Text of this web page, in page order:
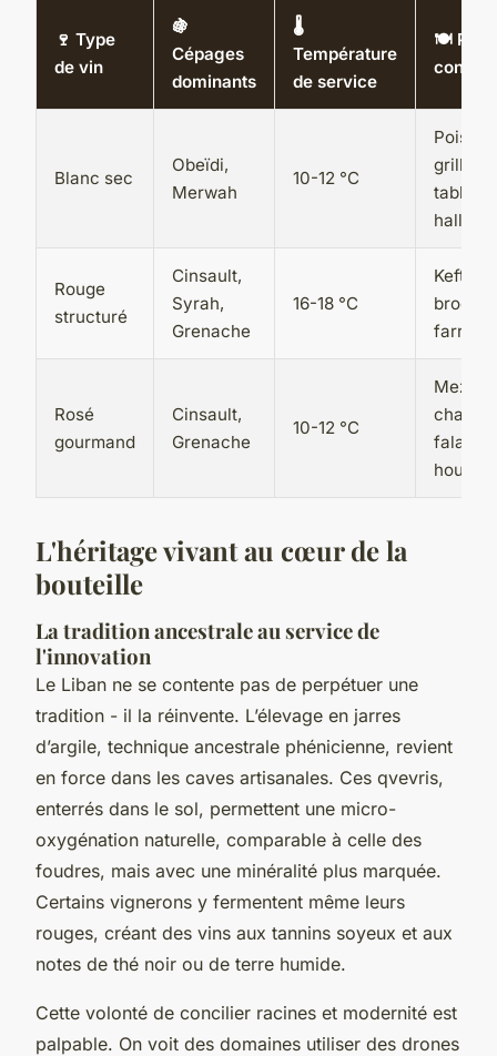
🍷 Type
de vin
🍇
Cépages
dominants
🌡️
Température
de service
🍽️ Plats
Blanc sec
Obeïdi,
Merwah
10-12 °C
Poisson
grillé,
Rouge
structuré
Cinsault,
Syrah,
Grenache
16-18 °C
Keftas,
farrouj
Rosé
gourmand
Cinsault,
Grenache
10-12 °C
Mezzés
chauds,
L'héritage vivant au cœur de la
bouteille
La tradition ancestrale au service de
l'innovation
Le Liban ne se contente pas de perpétuer une
tradition - il la réinvente. L’élevage en jarres
d’argile, technique ancestrale phénicienne, revient
en force dans les caves artisanales. Ces qvevris,
enterrés dans le sol, permettent une micro-
oxygénation naturelle, comparable à celle des
foudres, mais avec une minéralité plus marquée.
Certains vignerons y fermentent même leurs
rouges, créant des vins aux tannins soyeux et aux
notes de thé noir ou de terre humide.
Cette volonté de concilier racines et modernité est
palpable. On voit des domaines utiliser des drones